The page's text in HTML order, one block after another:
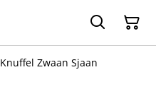
Knuffel Zwaan Sjaan